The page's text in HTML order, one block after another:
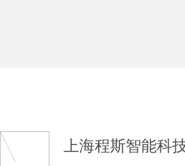
上海程斯智能科